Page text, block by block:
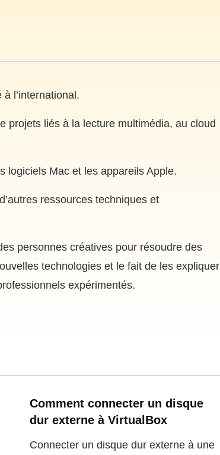
l’international.
projets liés à la lecture multimédia, au cloud
logiciels Mac et les appareils Apple.
ressources techniques et
personnes créatives pour résoudre des
technologies et le fait de les expliquer
expérimentés.
Comment connecter un disque
dur externe à VirtualBox
Connecter un disque dur externe à une